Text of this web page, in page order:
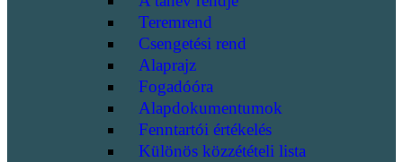
Teremrend
Csengetési rend
Alaprajz
Fogadóóra
Alapdokumentumok
Fenntartói értékelés
Különös közzétételi lista